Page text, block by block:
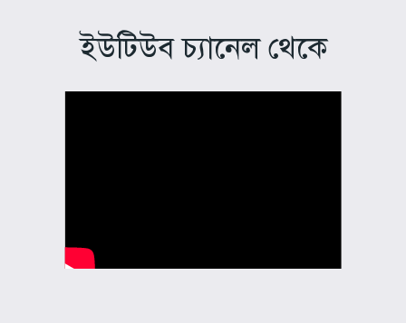
ইউটিউব চ্যানেল থেকে